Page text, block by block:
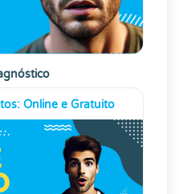
Online e Gratuito